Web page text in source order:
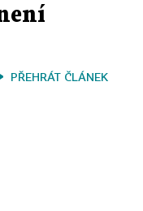
PŘEHRÁT ČLÁNEK